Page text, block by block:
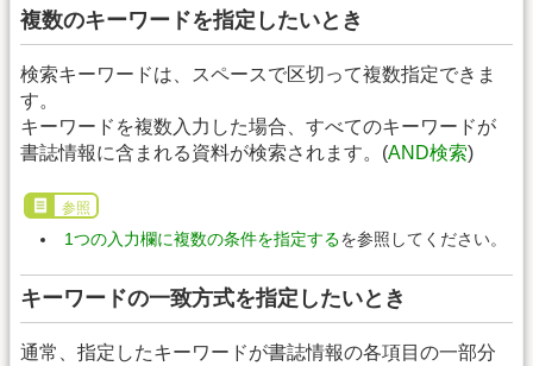
複数のキーワードを指定したいとき
検索キーワードは、スペースで区切って複数指定できま
す。
キーワードを複数入力した場合、すべてのキーワードが
書誌情報に含まれる資料が検索されます。(AND検索)
参照
1つの入力欄に複数の条件を指定するを参照してください。
キーワードの一致方式を指定したいとき
通常、指定したキーワードが書誌情報の各項目の一部分